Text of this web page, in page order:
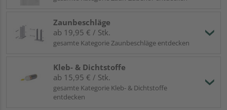
Zaunbeschläge
ab 19,95 € / Stk.
gesamte Kategorie Zaunbeschläge entdecken
Kleb- & Dichtstoffe
ab 15,95 € / Stk.
gesamte Kategorie Kleb- & Dichtstoffe
entdecken